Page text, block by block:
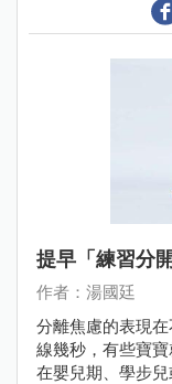
提早「練習分
作者：湯國廷
分離焦慮的表現
線幾秒，有些寶
在嬰兒期、學步兒